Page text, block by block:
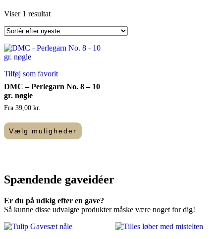
Viser 1 resultat
Tilføj som favorit
DMC – Perlegarn No. 8 – 10
gr. nøgle
Fra 39,00 kr.
Vælg muligheder
vare
har
vælges
varesiden
Spændende gaveidéer
Er du på udkig efter en gave?
Så kunne disse udvalgte produkter måske være noget for dig!